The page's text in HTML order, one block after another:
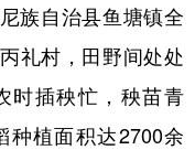
族自治县鱼塘镇全
礼村，田野间处处
时插秧忙，秧苗青
植面积达2700余